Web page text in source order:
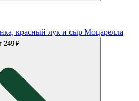
красный лук и сыр Моцарелла
249 ₽